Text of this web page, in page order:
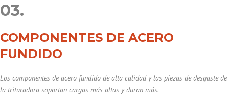
03.
COMPONENTES DE ACERO
FUNDIDO
Los componentes de acero fundido de alta calidad y las piezas de desgaste de
la trituradora soportan cargas más altas y duran más.